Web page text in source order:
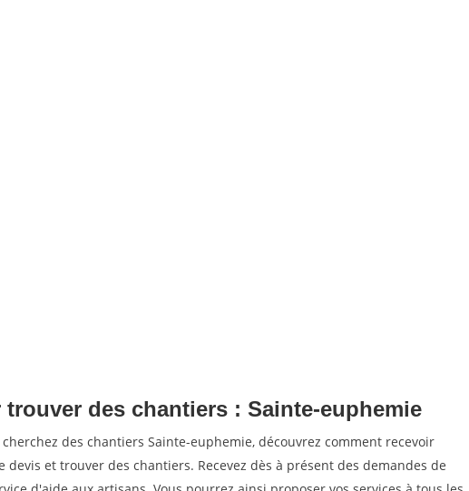
des chantiers : Sainte-euphemie
des chantiers Sainte-euphemie, découvrez comment recevoir
et trouver des chantiers. Recevez dès à présent des demandes de